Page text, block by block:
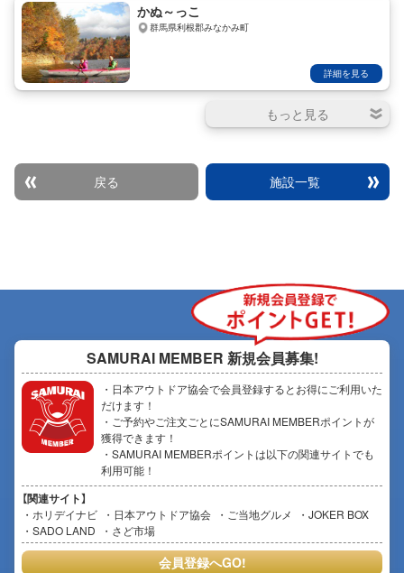
かぬ～っこ
群馬県利根郡みなかみ町
詳細を見る
戻る 施設一覧
SAMURAI MEMBER 新規会員募集!
・日本アウトドア協会で会員登録するとお得にご利用いた
だけます！
・ご予約やご注文ごとにSAMURAI MEMBERポイントが
獲得できます！
・SAMURAI MEMBERポイントは以下の関連サイトでも
利用可能！
【関連サイト】
ホリデイナビ 日本アウトドア協会 ご当地グルメ
JOKER BOX
SADO LAND
さど市場
会員登録へGO!